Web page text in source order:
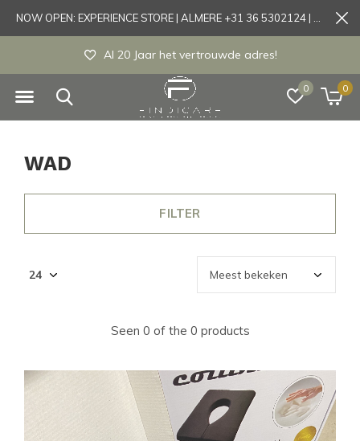
0 0
Al 20 Jaar het vertrouwde adres!
WAD
FILTER
Seen 0 of the 0 products